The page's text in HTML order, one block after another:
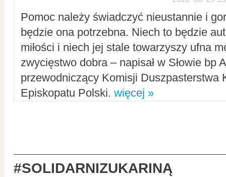
Pomoc należy świadczyć nieustannie i
będzie ona potrzebna. Niech to będzie
miłości i niech jej stale towarzyszy ufna
zwycięstwo dobra – napisał w Słowie bp
przewodniczący Komisji Duszpasterstwa
Episkopatu Polski. więcej »
#SOLIDARNIZUKARINĄ